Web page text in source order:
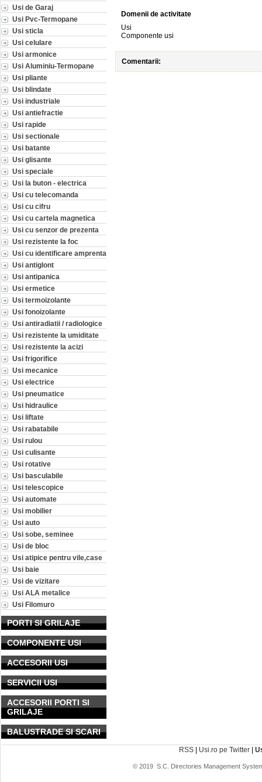
Usi de Garaj
Usi Pvc-Termopane
Usi sticla
Usi celulare
Usi armonice
Usi Aluminiu-Termopane
Usi pliante
Usi blindate
Usi industriale
Usi antiefractie
Usi rapide
Usi sectionale
Usi batante
Usi glisante
Usi speciale
Usi la buton - electrica
Usi cu telecomanda
Usi cu cifru
Usi cu cartela magnetica
Usi cu senzor de prezenta
Usi rezistente la foc
Usi cu identificare amprenta
Usi antiglont
Usi antipanica
Usi ermetice
Usi termoizolante
Usi fonoizolante
Usi antiradiatii / radiologice
Usi rezistente la umiditate
Usi rezistente la acizi
Usi frigorifice
Usi mecanice
Usi electrice
Usi pneumatice
Usi hidraulice
Usi liftate
Usi rabatabile
Usi rulou
Usi culisante
Usi rotative
Usi basculabile
Usi telescopice
Usi automate
Usi mobilier
Usi auto
Usi sobe, seminee
Usi de bloc
Usi atipice pentru vile,case
Usi baie
Usi de vizitare
Usi ALA metalice
Usi Filomuro
PORTI SI GRILAJE
COMPONENTE USI
ACCESORII USI
SERVICII USI
ACCESORII PORTI SI
GRILAJE
BALUSTRADE SI SCARI
Domenii de activitate
Usi
Componente usi
Comentarii:
RSS | Usi.ro pe Twitter |
© 2019 S.C. Directories Management